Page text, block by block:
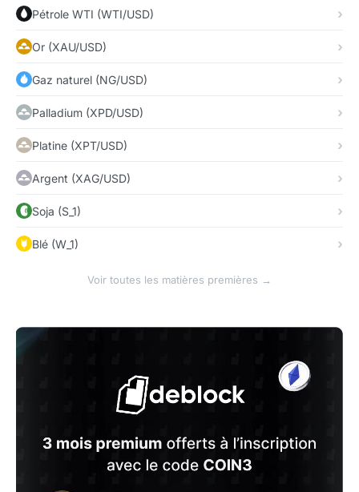
Pétrole WTI (WTI/USD)
Or (XAU/USD)
Gaz naturel (NG/USD)
Palladium (XPD/USD)
Platine (XPT/USD)
Argent (XAG/USD)
Soja (S_1)
Blé (W_1)
Voir toutes les matières premières →